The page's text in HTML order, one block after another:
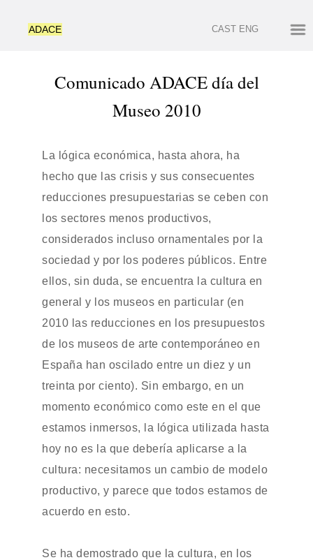
ADACE CAST ENG
Comunicado ADACE día del
Museo 2010
La lógica económica, hasta ahora, ha
hecho que las crisis y sus consecuentes
reducciones presupuestarias se ceben con
los sectores menos productivos,
considerados incluso ornamentales por la
sociedad y por los poderes públicos. Entre
ellos, sin duda, se encuentra la cultura en
general y los museos en particular (en
2010 las reducciones en los presupuestos
de los museos de arte contemporáneo en
España han oscilado entre un diez y un
treinta por ciento). Sin embargo, en un
momento económico como este en el que
estamos inmersos, la lógica utilizada hasta
hoy no es la que debería aplicarse a la
cultura: necesitamos un cambio de modelo
productivo, y parece que todos estamos de
acuerdo en esto.
Se ha demostrado que la cultura, en los